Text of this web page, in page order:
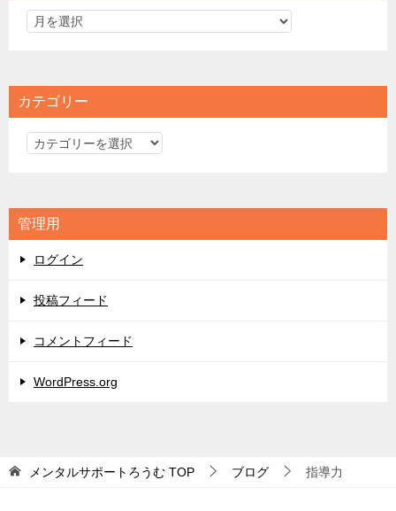
カテゴリー
カ
リ
ー
管理用
ログイン
投稿フィード
コメントフィード
WordPress.org
メンタルサポートろうむ TOP ブログ 指導力